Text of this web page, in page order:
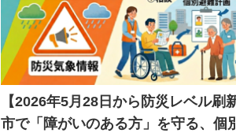
【2026年5月28日から防災レベル刷
市で「障がいのある方」を守る、個